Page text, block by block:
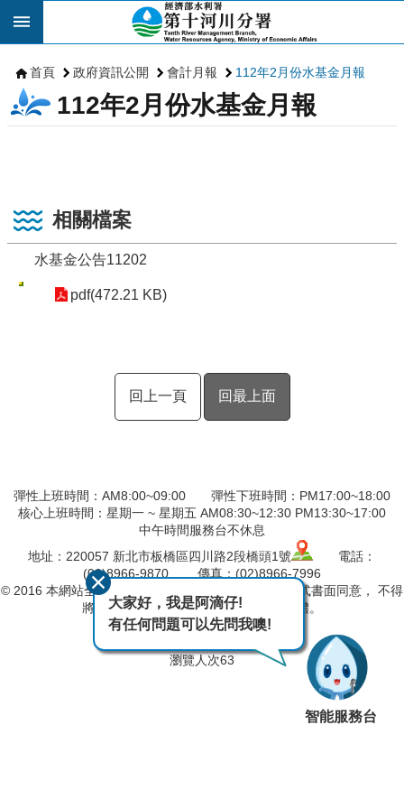
跳到主要內容區塊
首頁 政府資訊公開 會計月報 112年2月份水基金月報
112年2月份水基金月報
相關檔案
水基金公告11202
pdf(472.21 KB)
回上一頁 回最上面
彈性上班時間：AM8:00~09:00 彈性下班時間：PM17:00~18:00
核心上班時間：星期一 ~ 星期五 AM08:30~12:30 PM13:30~17:00
中午時間服務台不休息
地址：220057 新北市板橋區四川路2段橋頭1號
電話：
(02)8966-9870 傳真：(02)8966-7996
© 2016 本網站全部圖文版權係屬本分署所有，非經正式書面同意， 不得
將全部或部分內容，轉載於任何形式媒體。
瀏覽人次63
大家好，我是阿滴仔!
有任何問題可以先問我噢!
智能服務台